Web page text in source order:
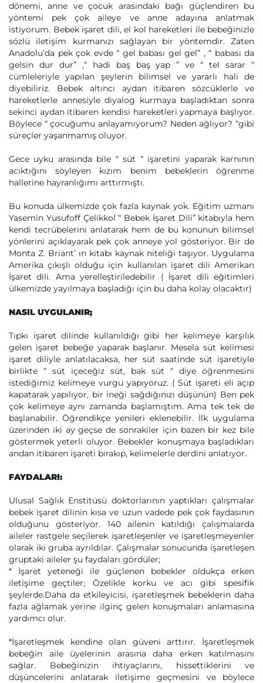
dönemi, anne ve çocuk arasındaki bağı güçlendiren bu
yöntemi pek çok aileye ve anne adayına anlatmak
istiyorum. Bebek işaret dili, el kol hareketleri ile bebeğinizle
sözlü iletişim kurmanızı sağlayan bir yöntemdir. Zaten
Anadolu’da pek çok evde “ gel babası gel gel” , “ babası da
gelsin dur dur” ,“ hadi baş baş yap ” ve “ tel sarar “
cümleleriyle yapılan şeylerin bilimsel ve yararlı hali de
diyebiliriz. Bebek altıncı aydan itibaren sözcüklerle ve
hareketlerle annesiyle diyalog kurmaya başladıktan sonra
sekinci aydan itibaren kendisi hareketleri yapmaya başlıyor.
Böylece “ çocuğumu anlayamıyorum? Neden ağlıyor? “gibi
süreçler yaşanmamış oluyor.
Gece uyku arasında bile “ süt “ işaretini yaparak karnının
acıktığını söyleyen kızım benim bebeklerin öğrenme
hallerine hayranlığımı arttırmıştı.
Bu konuda ülkemizde çok fazla kaynak yok. Eğitim uzmanı
Yasemin Yusufoff Çelikkol “ Bebek İşaret Dili” kitabıyla hem
kendi tecrübelerini anlatarak hem de bu konunun bilimsel
yönlerini açıklayarak pek çok anneye yol gösteriyor. Bir de
Monta Z. Briant’ ın kitabı kaynak niteliği taşıyor. Uygulama
Amerika çıkışlı olduğu için kullanılan işaret dili Amerikan
İşaret dili. Ama yerelleştiriledebilir ( İşaret dili eğitimleri
ülkemizde yayılmaya başladığı için bu daha kolay olacaktır)
NASIL UYGULANIR;
Tıpkı işaret dilinde kullanıldığı gibi her kelimeye karşılık
gelen işaret bebeğe yaparak başlanır. Mesela süt kelimesi
işaret diliyle anlatılacaksa, her süt saatinde süt işaretiyle
birlikte “ süt içeceğiz süt, bak süt “ diye öğrenmesini
istediğimiz kelimeye vurgu yapıyoruz. ( Süt işareti eli açıp
kapatarak yapılıyor, bir ineği sağdığınızı düşünün) Ben pek
çok kelimeye aynı zamanda başlamıştım. Ama tek tek de
başlanabilir. Öğrendikçe yenileri eklenebilir. İlk uygulama
üzerinden iki ay geçse de sonrakiler için bazen bir kez bile
göstermek yeterli oluyor. Bebekler konuşmaya başladıkları
andan itibaren işareti bırakıp, kelimelerle derdini anlatıyor.
FAYDALARI:
Ulusal Sağlık Enstitüsü doktorlarının yaptıkları çalışmalar
bebek işaret dilinin kısa ve uzun vadede pek çok faydasının
olduğunu gösteriyor. 140 ailenin katıldığı çalışmalarda
aileler rastgele seçilerek işaretleşenler ve işaretleşmeyenler
olarak iki gruba ayrıldılar. Çalışmalar sonucunda işaretleşen
gruptaki aileler şu faydaları gördüler;
* İşaret yeteneği ile güçlenen bebekler oldukça erken
iletişime geçtiler; Özelikle korku ve acı gibi spesifik
şeylerde.Daha da etkileyicisi, işaretleşmek bebeklerin daha
fazla ağlamak yerine ilginç gelen konuşmaları anlamasına
yardımcı olur.
*İşaretleşmek kendine olan güveni arttırır. İşaretleşmek
bebeğin aile üyelerinin arasına daha erken katılmasını
sağlar. Bebeğinizin ihtiyaçlarını, hissettiklerini ve
düşüncelerini anlatarak iletişime geçmesini ve böylece